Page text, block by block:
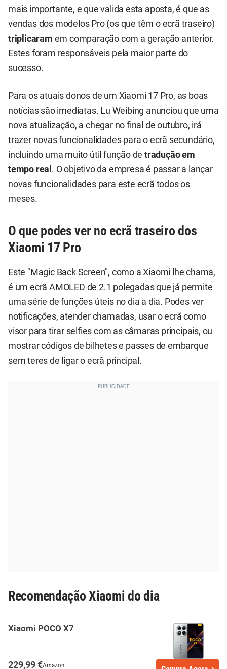
mais importante, e que valida esta aposta, é que as
vendas dos modelos Pro (os que têm o ecrã traseiro)
triplicaram em comparação com a geração anterior.
Estes foram responsáveis pela maior parte do
sucesso.
Para os atuais donos de um Xiaomi 17 Pro, as boas
notícias são imediatas. Lu Weibing anunciou que uma
nova atualização, a chegar no final de outubro, irá
trazer novas funcionalidades para o ecrã secundário,
incluindo uma muito útil função detradução em
tempo real . O objetivo da empresa é passar a lançar
novas funcionalidades para este ecrã todos os
meses.
O que podes ver no ecrã traseiro dos
Xiaomi 17 Pro
Este "Magic Back Screen", como a Xiaomi lhe chama,
é um ecrã AMOLED de 2.1 polegadas que já permite
uma série de funções úteis no dia a dia. Podes ver
notificações, atender chamadas, usar o ecrã como
visor para tirar selfies com as câmaras principais, ou
mostrar códigos de bilhetes e passes de embarque
sem teres de ligar o ecrã principal.
Recomendação Xiaomi do dia
Xiaomi POCO X7
229,99 €Amazon